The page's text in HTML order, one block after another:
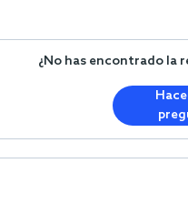
¿No has encontrado la